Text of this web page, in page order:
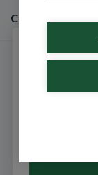
Contact
Ontvang als